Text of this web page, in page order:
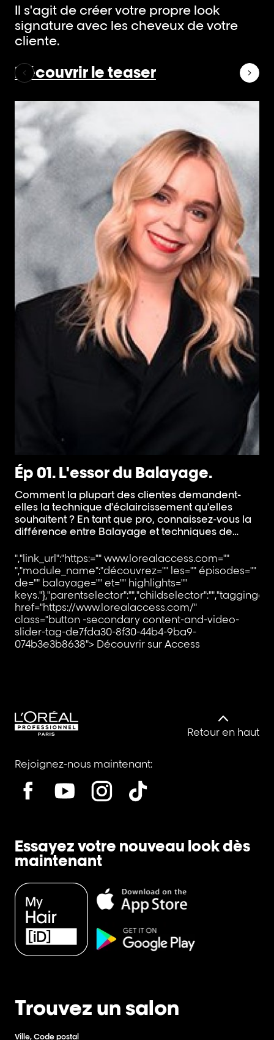
Il s'agit de créer votre propre look
signature avec les cheveux de votre
cliente.
Découvrir le teaser
Ép 01. L'essor du Balayage.
Comment la plupart des clientes demandent-
elles la technique d'éclaircissement qu'elles
souhaitent ? En tant que pro, connaissez-vous la
différence entre Balayage et techniques de
pas le même résultat ou les mêmes techniques,
vous devez être prêt(e). Dans cet épisode, vous
apprendrez la différence entre les mèches et le
Balayage il y a 60 ans par rapport à aujourd'hui,
le rôle du toning et l'essor du Balayage à travers
les décennies.
","link_url":"https:="" www.lorealaccess.com=""
","module_name":"découvrez="" les="" épisodes=""
de="" balayage="" et="" highlights=""
href="https://www.lorealaccess.com/"
class="button -secondary content-and-video-
slider-tag-de7fda30-8f30-44b4-9ba9-
074b3e3b8638"> Découvrir sur Access
Retour en haut
Rejoignez-nous maintenant:
Essayez votre nouveau look dès
maintenant
Trouvez un salon
Ville, Code postal